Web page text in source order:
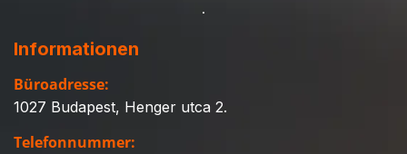
Informationen
Büroadresse:
1027 Budapest, Henger utca 2.
Telefonnummer: